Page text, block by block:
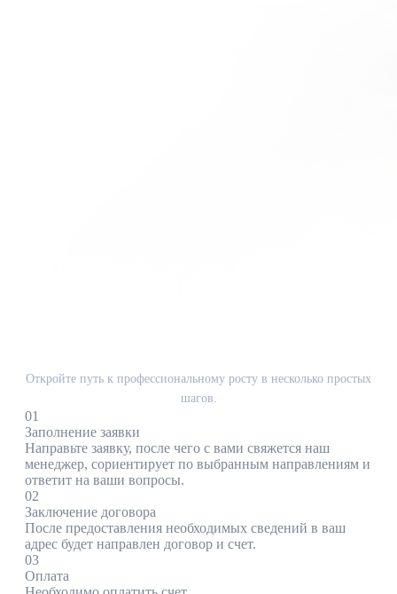
Откройте путь к профессиональному росту в несколько простых
шагов.
01
Заполнение заявки
Направьте заявку, после чего с вами свяжется наш
менеджер, сориентирует по выбранным направлениям и
ответит на ваши вопросы.
02
Заключение договора
После предоставления необходимых сведений в ваш
адрес будет направлен договор и счет.
03
Оплата